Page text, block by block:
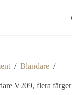
/ Blandare /
V209, flera färger